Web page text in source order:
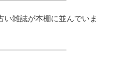
い雑誌が本棚に並んでいま